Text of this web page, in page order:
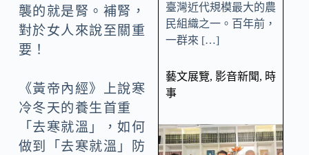
襲的就是腎。補腎，
對於女人來說至關重
要！
《黃帝內經》上說寒
冷冬天的養生首重
「去寒就溫」，如何
做到「去寒就溫」防
臺灣近代規模最大的農
民組織之一。百年前，
一群來 […]
藝文展覽, 影音新聞, 時
事